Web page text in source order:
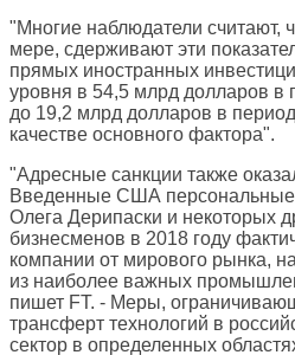
"Многие наблюдатели считают,
мере, сдерживают эти
прямых иностранных
уровня в 54,5 млрд долларов в
до 19,2 млрд долларов в
качестве основного фактора".
"Адресные санкции также
Введенные США персональные
Олега Дерипаски и некоторых
бизнесменов в 2018 году
компании от мирового рынка,
из наиболее важных
пишет FT. - Меры,
трансферт технологий в
сектор в определенных